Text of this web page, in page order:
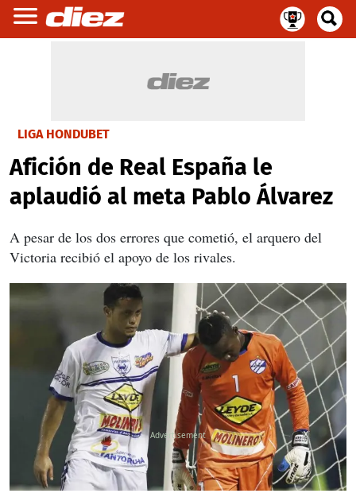
LIGA HONDUBET
Afición de Real España le
aplaudió al meta Pablo Álvarez
A pesar de los dos errores que cometió, el arquero del
Victoria recibió el apoyo de los rivales.
X